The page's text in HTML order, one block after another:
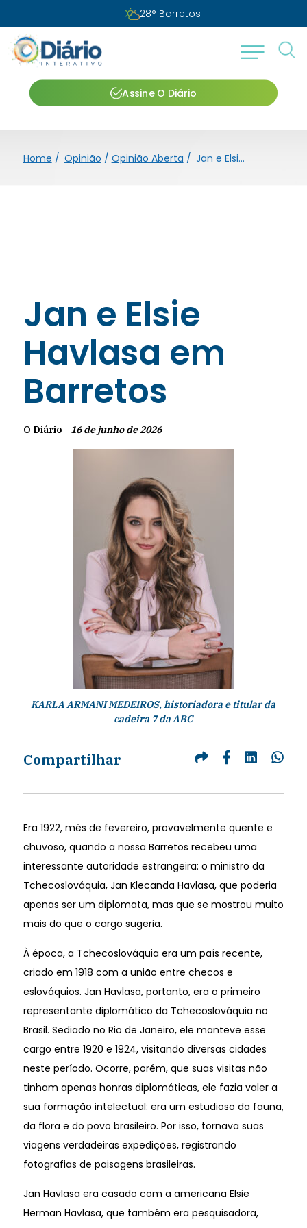
28° Barretos
Assine O Diário
Home / Opinião / Opinião Aberta / Jan e Elsie Havlasa em Barretos
Jan e Elsie
Havlasa em
Barretos
O Diário - 16 de junho de 2026
KARLA ARMANI MEDEIROS, historiadora e titular da
cadeira 7 da ABC
Compartilhar
Era 1922, mês de fevereiro, provavelmente quente e
chuvoso, quando a nossa Barretos recebeu uma
interessante autoridade estrangeira: o ministro da
Tchecoslováquia, Jan Klecanda Havlasa, que poderia
apenas ser um diplomata, mas que se mostrou muito
mais do que o cargo sugeria.
À época, a Tchecoslováquia era um país recente,
criado em 1918 com a união entre checos e
eslováquios. Jan Havlasa, portanto, era o primeiro
representante diplomático da Tchecoslováquia no
Brasil. Sediado no Rio de Janeiro, ele manteve esse
cargo entre 1920 e 1924, visitando diversas cidades
neste período. Ocorre, porém, que suas visitas não
tinham apenas honras diplomáticas, ele fazia valer a
sua formação intelectual: era um estudioso da fauna,
da flora e do povo brasileiro. Por isso, tornava suas
viagens verdadeiras expedições, registrando
fotografias de paisagens brasileiras.
Jan Havlasa era casado com a americana Elsie
Herman Havlasa, que também era pesquisadora,